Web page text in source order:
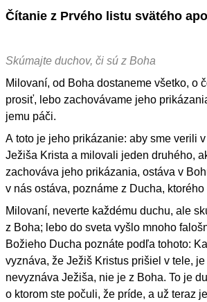
Čítanie z Prvého listu svätého
Skúmajte duchov, či sú z Boha
Milovaní, od Boha dostaneme všetko, o
prosiť, lebo zachovávame jeho
jemu páči.
A toto je jeho prikázanie: aby sme verili
Ježiša Krista a milovali jeden druhého,
zachováva jeho prikázania, ostáva v
v nás ostáva, poznáme z Ducha, ktorého
Milovaní, neverte každému duchu, ale
z Boha; lebo do sveta vyšlo mnoho
Božieho Ducha poznáte podľa tohoto:
vyznáva, že Ježiš Kristus prišiel v tele,
nevyznáva Ježiša, nie je z Boha. To je
o ktorom ste počuli, že príde, a už teraz